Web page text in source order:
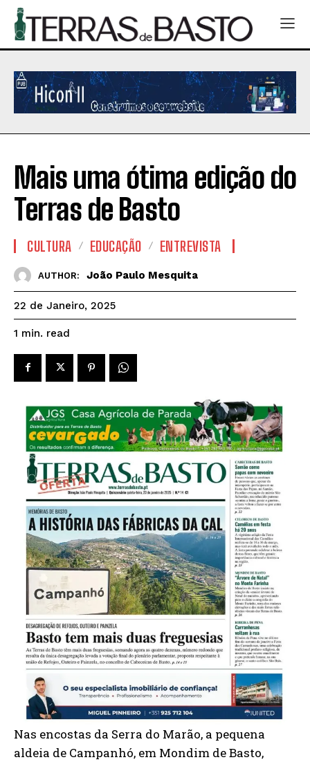
Mais uma ótima edição do
Terras de Basto
CULTURA EDUCAÇÃO ENTREVISTA
AUTHOR: João Paulo Mesquita
22 de Janeiro, 2025
1 min. read
Nas encostas da Serra do Marão, a pequena
aldeia de Campanhó, em Mondim de Basto,